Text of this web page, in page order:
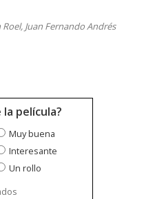
Roel, Juan Fernando Andrés
película?
Muy buena
Interesante
Un rollo